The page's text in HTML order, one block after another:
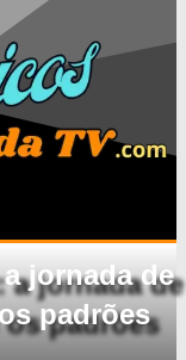
jornada de
padrões